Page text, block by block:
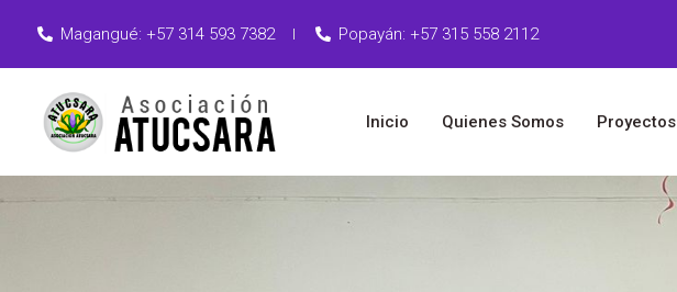
Magangué: +57 314 593 7382 Popayán: +57 315 558 2112
Inicio Quienes Somos Proyectos